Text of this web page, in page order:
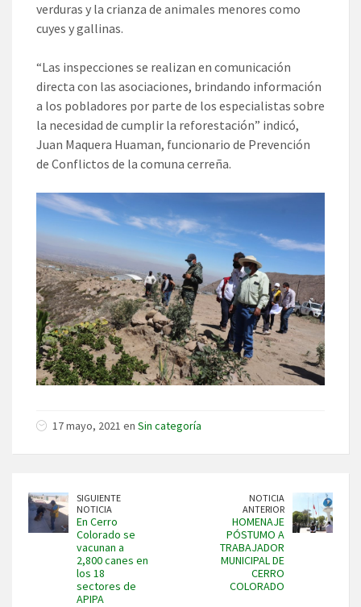
verduras y la crianza de animales menores como
cuyes y gallinas.
“Las inspecciones se realizan en comunicación
directa con las asociaciones, brindando información
a los pobladores por parte de los especialistas sobre
la necesidad de cumplir la reforestación” indicó,
Juan Maquera Huaman, funcionario de Prevención
de Conflictos de la comuna cerreña.
17 mayo, 2021 en Sin categoría
SIGUIENTE
NOTICIA
En Cerro
Colorado se
vacunan a
2,800 canes en
los 18
sectores de
APIPA
NOTICIA
ANTERIOR
HOMENAJE
PÓSTUMO A
TRABAJADOR
MUNICIPAL DE
CERRO
COLORADO